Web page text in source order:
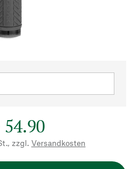
54.90
zzgl. Versandkosten